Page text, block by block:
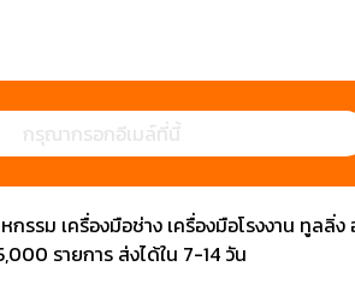
รรม เครื่องมือช่าง เครื่องมือโรงงาน ทูลลิ่
รายการ ส่งได้ใน 7-14 วัน